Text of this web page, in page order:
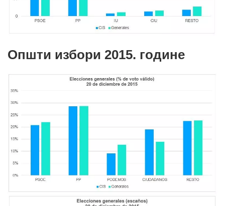
Општи избори 2015. године